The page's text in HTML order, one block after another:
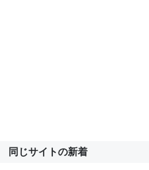
同じサイトの新着